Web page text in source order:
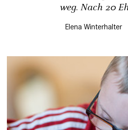
weg. Nach 20
Elena Winterhalter